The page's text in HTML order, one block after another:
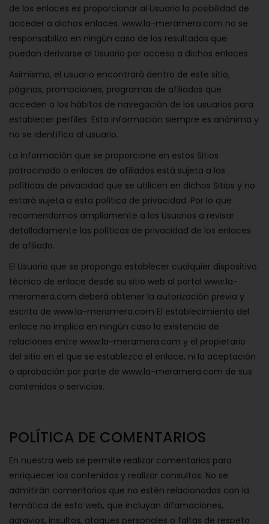
de los enlaces es proporcionar al Usuario la posibilidad de
acceder a dichos enlaces. www.la-meramera.com no se
responsabiliza en ningún caso de los resultados que
puedan derivarse al Usuario por acceso a dichos enlaces.
Asimismo, el usuario encontrará dentro de este sitio,
páginas, promociones, programas de afiliados que
acceden a los hábitos de navegación de los usuarios para
establecer perfiles. Esta información siempre es anónima y
no se identifica al usuario.
La Información que se proporcione en estos Sitios
patrocinado o enlaces de afiliados está sujeta a las
políticas de privacidad que se utilicen en dichos Sitios y no
estará sujeta a esta política de privacidad. Por lo que
recomendamos ampliamente a los Usuarios a revisar
detalladamente las políticas de privacidad de los enlaces
de afiliado.
El Usuario que se proponga establecer cualquier dispositivo
técnico de enlace desde su sitio web al portal www.la-
meramera.com deberá obtener la autorización previa y
escrita de www.la-meramera.com El establecimiento del
enlace no implica en ningún caso la existencia de
relaciones entre www.la-meramera.com y el propietario
del sitio en el que se establezca el enlace, ni la aceptación
o aprobación por parte de www.la-meramera.com de sus
contenidos o servicios.
POLÍTICA DE COMENTARIOS
En nuestra web se permite realizar comentarios para
enriquecer los contenidos y realizar consultas. No se
admitirán comentarios que no estén relacionados con la
temática de esta web, que incluyan difamaciones,
agravios, insultos, ataques personales o faltas de respeto